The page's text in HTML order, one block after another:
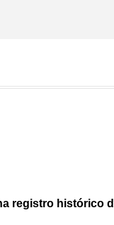
registro histórico